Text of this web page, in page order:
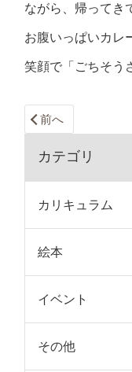
ながら、帰ってき
お腹いっぱいカレ
笑顔で「ごちそう
前へ
カテゴリ
カリキュラム
絵本
イベント
その他